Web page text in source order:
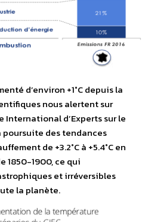
d’environ +1°C depuis la
nous alertent sur
International d’Experts sur le
poursuite des tendances
de +3.2°C à +5.4°C en
1850-1900, ce qui
et irréversibles
la planète.